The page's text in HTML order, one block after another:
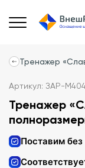
Тренажер
Артикул: ЗАР-
Тренажер
Поставим